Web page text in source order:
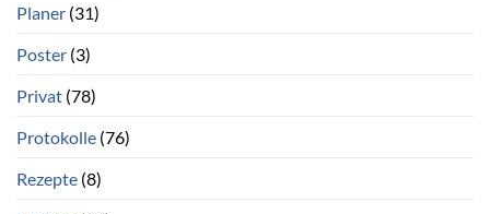
Planer (31)
Poster (3)
Privat (78)
Protokolle (76)
Rezepte (8)